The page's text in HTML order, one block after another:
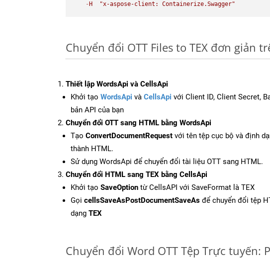
- H "x-aspose-client: Containerize.Swagger"
Chuyển đổi OTT Files to TEX đơn giản
Thiết lập WordsApi và CellsApi
Khởi tạo WordsApi và CellsApi với Client ID, Client Secret,
bản API của bạn
Chuyển đổi OTT sang HTML bằng WordsApi
Tạo ConvertDocumentRequest với tên tệp cục bộ và định
thành HTML.
Sử dụng WordsApi để chuyển đổi tài liệu OTT sang HTML.
Chuyển đổi HTML sang TEX bằng CellsApi
Khởi tạo SaveOption từ CellsAPI với SaveFormat là TEX
Gọi cellsSaveAsPostDocumentSaveAs để chuyển đổi tệp
dạng TEX
Chuyển đổi Word OTT Tệp Trực